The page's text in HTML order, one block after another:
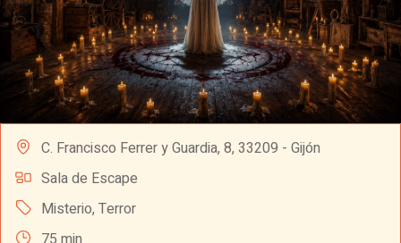
C. Francisco Ferrer y Guardia, 8, 33209 - Gijón
Sala de Escape
Misterio, Terror